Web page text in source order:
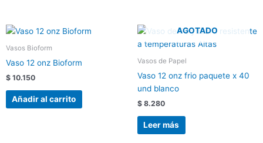
Vasos Bioform
Vaso 12 onz Bioform
$ 10.150
Añadir al carrito
AGOTADO
Vasos de Papel
Vaso 12 onz frio paquete x 40
und blanco
$ 8.280
Leer más